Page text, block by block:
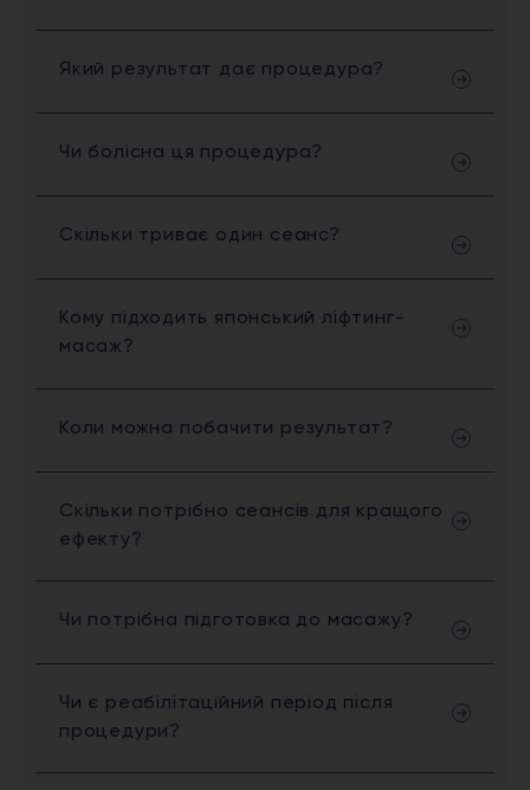
Який результат дає процедура?
Чи болісна ця процедура?
Скільки триває один сеанс?
Кому підходить японський ліфтинг-
масаж?
Коли можна побачити результат?
Скільки потрібно сеансів для кращого
ефекту?
Чи потрібна підготовка до масажу?
Чи є реабілітаційний період після
процедури?